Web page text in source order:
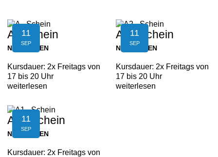
11
SEP
A - Schein
NEUFELDEN
Kursdauer: 2x Freitags von
17 bis 20 Uhr
weiterlesen
11
SEP
A2 - Schein
NEUFELDEN
Kursdauer: 2x Freitags von
17 bis 20 Uhr
weiterlesen
11
SEP
A1 - Schein
NEUFELDEN
Kursdauer: 2x Freitags von